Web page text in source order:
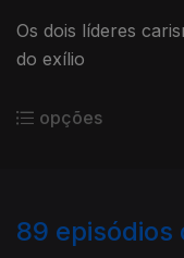
Os dois líderes
do exílio
opções
89 episódios